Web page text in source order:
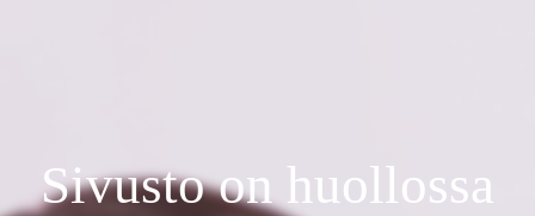
Sivusto on huollossa